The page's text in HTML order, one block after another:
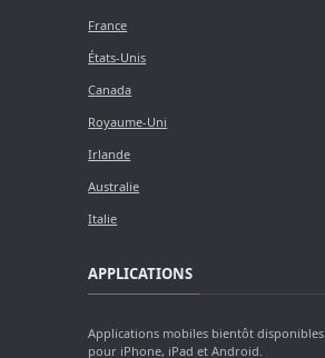
France
États-Unis
Canada
Royaume-Uni
Irlande
Australie
Italie
APPLICATIONS
Applications mobiles bientôt disponibles
pour iPhone, iPad et Android.